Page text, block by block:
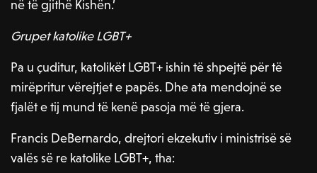
në të gjithë Kishën.’
Grupet katolike LGBT+
Pa u çuditur, katolikët LGBT+ ishin të shpejtë për të
mirëpritur vërejtjet e papës. Dhe ata mendojnë se
fjalët e tij mund të kenë pasoja më të gjera.
Francis DeBernardo, drejtori ekzekutiv i ministrisë së
valës së re katolike LGBT+, tha: